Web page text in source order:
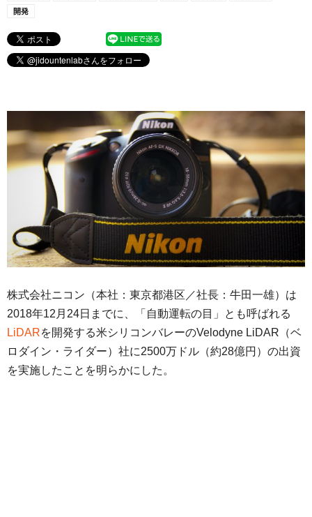
開発
株式会社ニコン（本社：東京都港区／社長：牛田一雄）は
2018年12月24日までに、「自動運転の目」とも呼ばれる
LiDARを開発する米シリコンバレーのVelodyne LiDAR（ベ
ロダイン・ライダー）社に2500万ドル（約28億円）の出資
を実施したことを明らかにした。